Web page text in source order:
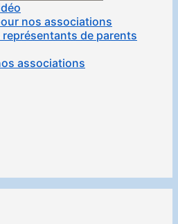
nos associations
de parents
associations